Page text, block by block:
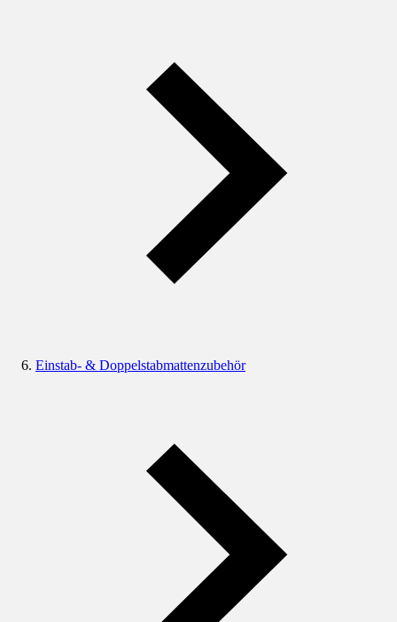
Einstab- & Doppelstabmattenzubehör